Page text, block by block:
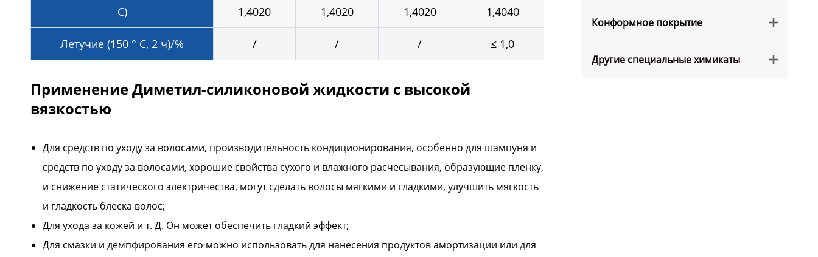
C)
1,4020
1,4020
1,4020
1,4040
Летучие (150 ° C, 2 ч)/% / / / ≤ 1,0
Применение Диметил-силиконовой жидкости с высокой
вязкостью
Для средств по уходу за волосами, производительность кондиционирования, особенно для шампуня и
средств по уходу за волосами, хорошие свойства сухого и влажного расчесывания, образующие пленку,
и снижение статического электричества, могут сделать волосы мягкими и гладкими, улучшить мягкость
и гладкость блеска волос;
Для ухода за кожей и т. Д. Он может обеспечить гладкий эффект;
Для смазки и демпфирования его можно использовать для нанесения продуктов амортизации или для
Конформное покрытие 
Другие специальные химикаты 